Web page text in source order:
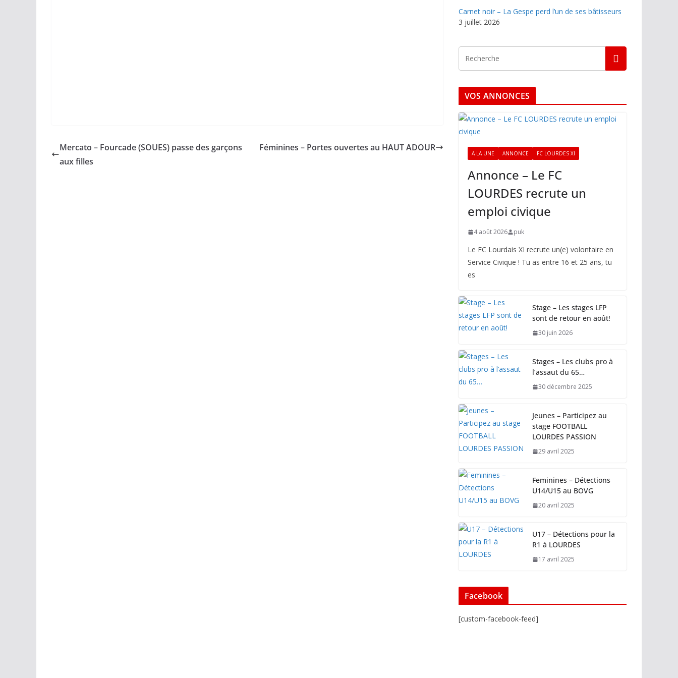
Mercato – Fourcade (SOUES) passe des garçons
aux filles
Féminines – Portes ouvertes au HAUT ADOUR
Carnet noir – La Gespe perd l’un de ses bâtisseurs
3 juillet 2026
VOS ANNONCES
A LA UNE ANNONCE FC LOURDES XI
Annonce – Le FC
LOURDES recrute un
emploi civique
4 août 2026 puk
Le FC Lourdais XI recrute un(e) volontaire en
Service Civique ! Tu as entre 16 et 25 ans, tu
es
Stage – Les stages LFP
sont de retour en août!
30 juin 2026
Stages – Les clubs pro à
l’assaut du 65…
30 décembre 2025
Jeunes – Participez au
stage FOOTBALL
LOURDES PASSION
29 avril 2025
Feminines – Détections
U14/U15 au BOVG
20 avril 2025
U17 – Détections pour la
R1 à LOURDES
17 avril 2025
Facebook
[custom-facebook-feed]